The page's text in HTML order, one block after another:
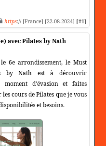
https:// [France] [22-08-2024] [#1]
avec Pilates by Nath
6e arrondissement, le Must
by Nath est à découvrir
moment d'évasion et faites
cours de Pilates que je vous
et besoins.